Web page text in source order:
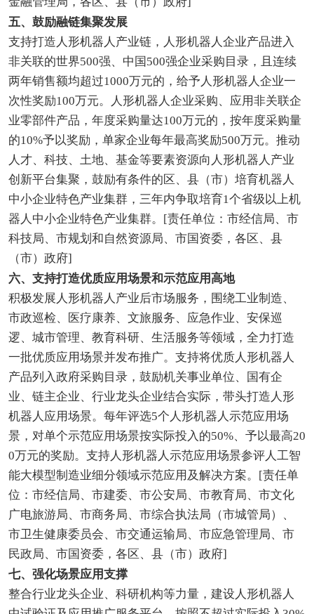
五、鼓励融链集聚发展
支持打造人形机器人产业链，人形机器人企业产品进入
非关联的世界500强、中国500强企业采购目录，且连续
两年销售额均超过1000万元的，给予人形机器人企业一
次性奖励100万元。人形机器人企业采购、应用非关联企
业零部件产品，年度采购量达100万元的，按年度采购量
的10%予以奖励，单家企业每年最高奖励500万元。推动
人才、科技、土地、基金等要素资源向人形机器人产业
创新平台集聚，鼓励有条件的区、县（市）培育机器人
中小企业特色产业集群，三年内争取培育1个省级以上机
器人中小企业特色产业集群。[责任单位：市经信局、市
科技局、市规划和自然资源局、市国资委，各区、县
（市）政府]
六、支持打造优质应用场景和示范应用高地
积极发展人形机器人产业后市场服务，围绕工业制造、
市政巡检、医疗康养、文旅服务、应急作业、安保巡
逻、城市管理、教育科研、生活服务等领域，全力打造
一批优质应用场景并发布推广。支持将优质人形机器人
产品列入政府采购目录，鼓励机关事业单位、国有企
业、链主企业、行业龙头企业结合实际，带头打造人形
机器人应用场景。每年评选5个人形机器人示范应用场
景，对单个示范应用场景按实际投入的50%、予以最高20
0万元的奖励。支持人形机器人示范应用场景参评人工智
能大模型制造业细分领域示范应用及解决方案。[责任单
位：市经信局、市建委、市公安局、市教育局、市文化
广电旅游局、市商务局、市综合执法局（市城管局）、
市卫生健康委员会、市交通运输局、市应急管理局、市
民政局、市国资委，各区、县（市）政府]
七、强化场景应用支撑
整合行业龙头企业、科研机构等力量，建设人形机器人